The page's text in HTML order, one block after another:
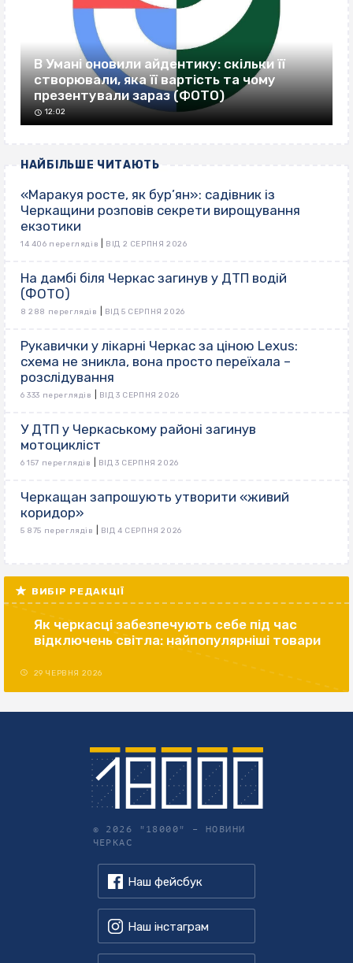
В Умані оновили айдентику: скільки її
створювали, яка її вартість та чому
презентували зараз (ФОТО)
12:02
НАЙБІЛЬШЕ ЧИТАЮТЬ
«Маракуя росте, як бур’ян»: садівник із
Черкащини розповів секрети вирощування
екзотики
14 406 переглядів ВІД 2 СЕРПНЯ 2026
На дамбі біля Черкас загинув у ДТП водій
(ФОТО)
8 288 переглядів ВІД 5 СЕРПНЯ 2026
Рукавички у лікарні Черкас за ціною Lexus:
схема не зникла, вона просто переїхала –
розслідування
6 333 переглядів ВІД 3 СЕРПНЯ 2026
У ДТП у Черкаському районі загинув
мотоцикліст
6 157 переглядів ВІД 3 СЕРПНЯ 2026
Черкащан запрошують утворити «живий
коридор»
5 875 переглядів ВІД 4 СЕРПНЯ 2026
ВИБІР РЕДАКЦІЇ
Як черкасці забезпечують себе під час
відключень світла: найпопулярніші товари
29 ЧЕРВНЯ 2026
© 2026 "18000" – НОВИНИ
ЧЕРКАС
Наш фейсбук
Наш інстаграм